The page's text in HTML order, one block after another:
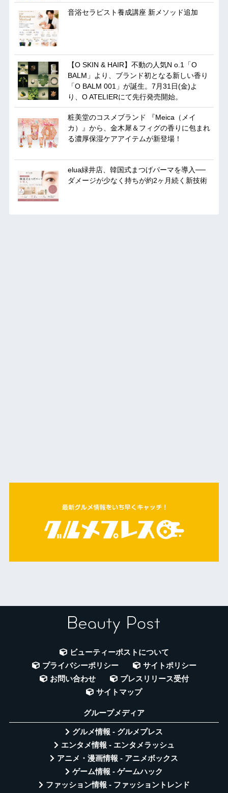
音浴セラピスト養成講座 新メソッド追加
【O SKIN & HAIR】不動の人気N o.1「O
BALM」より、ブランド初となる新しい香り
「O BALM 001」が誕生。7月31日(金)よ
り、O ATELIERにて先行発売開始。
粧美堂のコスメブランド 『Meica（メイ
カ）』から、金木犀＆フィグの香りに包まれ
る濃厚保湿ケアアイテムが新登場！
elua緑井店、韓国式まつげパーマを導入──
ダメージが少なく持ちが約2ヶ月続く新技術
ビューティーポストについて
プライバシーポリシー
サイトポリシー
お問い合わせ
プレスリリース受付
サイトマップ
グループメディア
グルメ情報 - グルメプレス
エンタメ情報 - エンタメラッシュ
アニメ・漫画情報 - アニメボックス
ゲーム情報 - ゲームハック
ファッション情報 - ファッショントレンド